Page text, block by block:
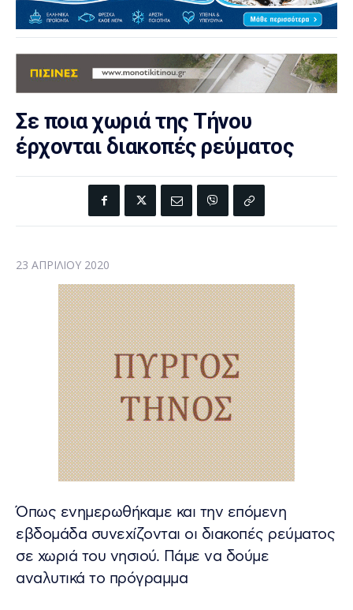
Σε ποια χωριά της Τήνου
έρχονται διακοπές ρεύματος
23 ΑΠΡΙΛΊΟΥ 2020
Όπως ενημερωθήκαμε και την επόμενη
εβδομάδα συνεχίζονται οι διακοπές ρεύματος
σε χωριά του νησιού. Πάμε να δούμε
αναλυτικά το πρόγραμμα